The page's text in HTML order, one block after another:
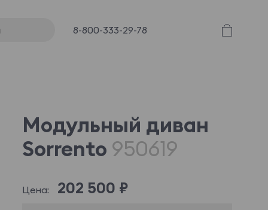
8-800-333-29-78
Модульный диван
Sorrento 950619
Цена: 202 500 ₽